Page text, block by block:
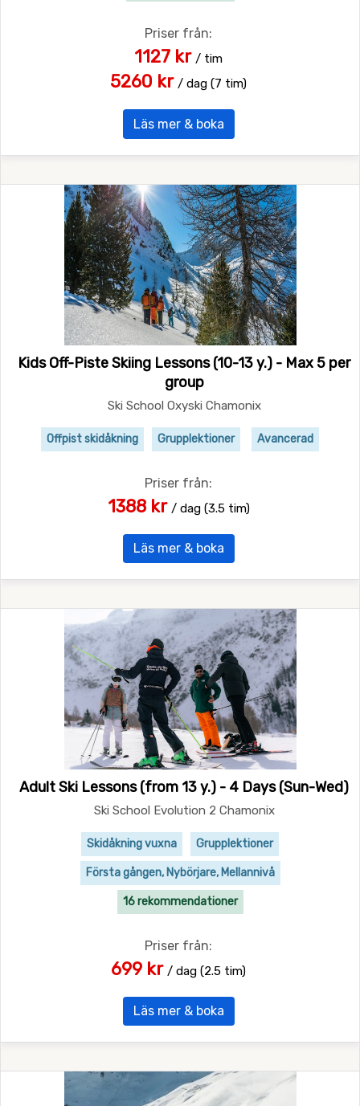
Priser från:
1127 kr / tim
5260 kr / dag (7 tim)
Läs mer & boka
Kids Off-Piste Skiing Lessons (10-13 y.) - Max 5 per
group
Ski School Oxyski Chamonix
Offpist skidåkning Grupplektioner Avancerad
Priser från:
1388 kr / dag (3.5 tim)
Läs mer & boka
Adult Ski Lessons (from 13 y.) - 4 Days (Sun-Wed)
Ski School Evolution 2 Chamonix
Skidåkning vuxna Grupplektioner
Första gången, Nybörjare, Mellannivå
16 rekommendationer
Priser från:
699 kr / dag (2.5 tim)
Läs mer & boka